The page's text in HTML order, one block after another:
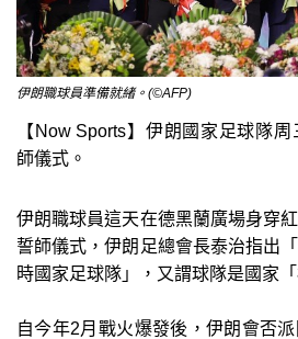
伊朗職球員準備就緒。(©AFP)
【Now Sports】伊朗國家足球隊
師儀式。
伊朗職球員這天在德黑蘭廣場身穿
誓師儀式，伊朗足總會長泰治指出
時國家足球隊」，又謂球隊是國家
自今年2月戰火爆發後，伊朗會否